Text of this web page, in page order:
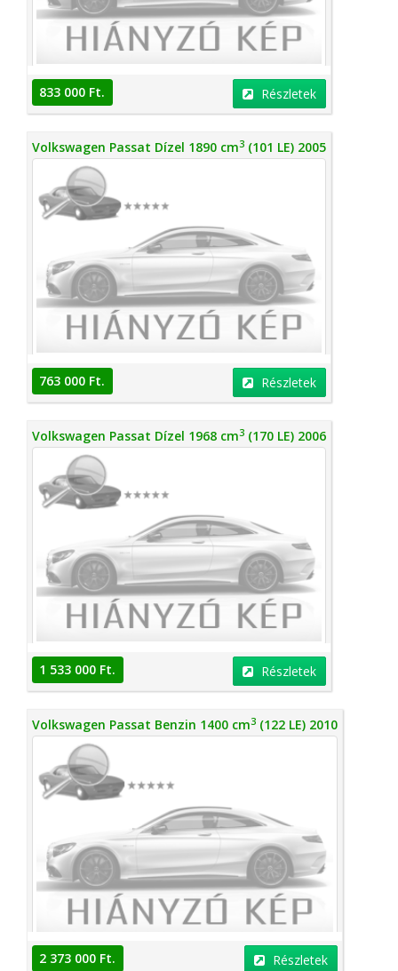
833 000 Ft. Részletek
Volkswagen Passat Dízel 1890 cm3 (101 LE) 2005
763 000 Ft. Részletek
Volkswagen Passat Dízel 1968 cm3 (170 LE) 2006
1 533 000 Ft. Részletek
Volkswagen Passat Benzin 1400 cm3 (122 LE) 2010
2 373 000 Ft. Részletek